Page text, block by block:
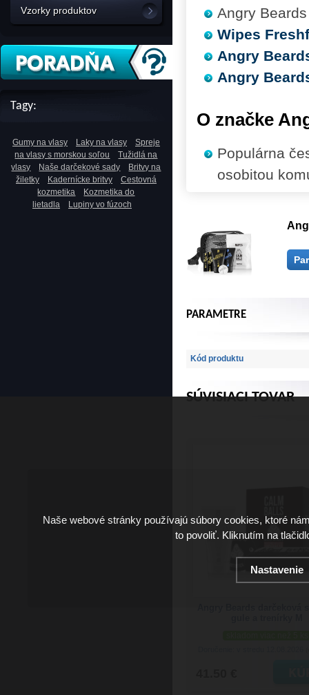
Vzorky produktov
Tagy:
Gumy na vlasy Laky na vlasy
Spreje
na vlasy s morskou soľou
Tužidlá na
vlasy
Naše darčekové sady
Britvy na
žiletky
Kadernícke britvy
Cestovná
kozmetika
Kozmetika do
lietadla
Lupiny vo fúzoch
Angry
Wipes
Angry
Angry
O značke
Populárna
osobitou
PARAMETRE
Kód produktu
SÚVISIACI TOVAR
Naše webové stránky používajú súbory cookies, ktoré
to povoliť. Kliknutím na
Nastavenie